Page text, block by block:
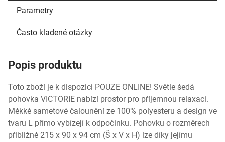
Parametry
Často kladené otázky
Popis produktu
Toto zboží je k dispozici POUZE ONLINE! Světle šedá
pohovka VICTORIE nabízí prostor pro příjemnou relaxaci.
Měkké sametové čalounění ze 100% polyesteru a design ve
tvaru L přímo vybízejí k odpočinku. Pohovku o rozměrech
přibližně 215 x 90 x 94 cm (Š x V x H) lze díky jejímu